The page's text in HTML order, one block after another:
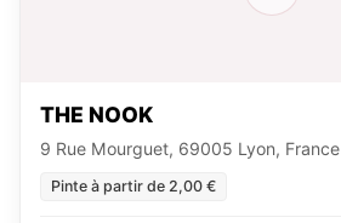
THE NOOK
9 Rue Mourguet, 69005 Lyon, France
Pinte à partir de 2,00 €